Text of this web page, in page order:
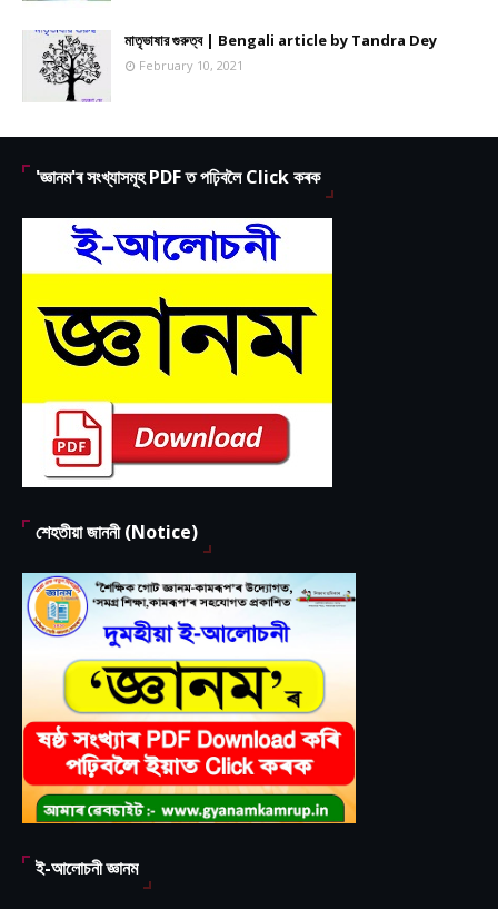
মাতৃভাষার গুরুত্ব | Bengali article by Tandra Dey
February 10, 2021
'জ্ঞানম'ৰ সংখ্যাসমূহ PDF ত পঢ়িবলৈ Click কৰক
শেহতীয়া জাননী (Notice)
ই-আলোচনী জ্ঞানম